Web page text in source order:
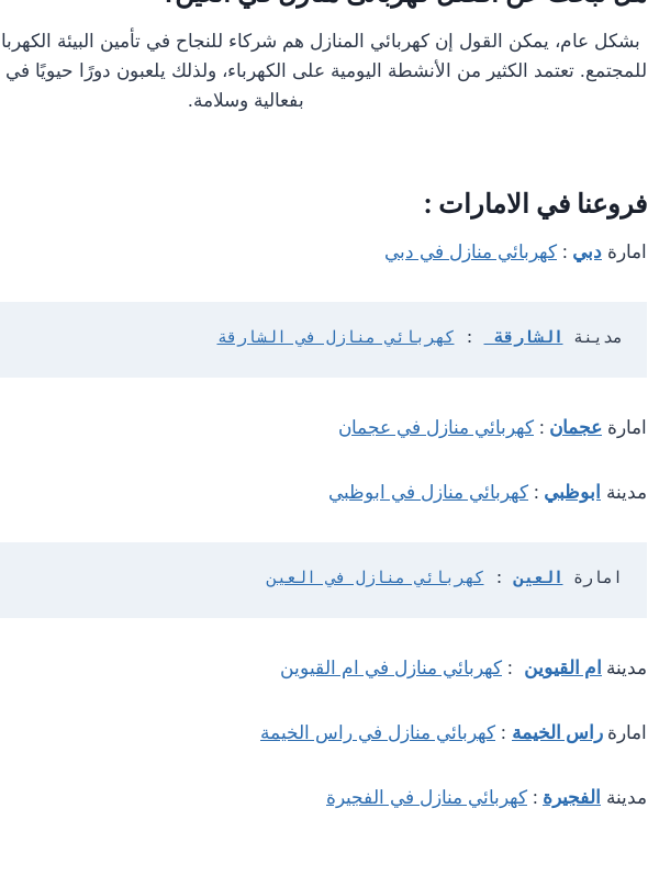
بشكل عام، يمكن القول إن كهربائي المنازل هم شركاء للنجاح في تأمين البيئة
للمجتمع. تعتمد الكثير من الأنشطة اليومية على الكهرباء، ولذلك يلعبون دورًا حيويًا في
بفعالية وسلامة.
فروعنا في الامارات :
امارة دبي : كهربائي منازل في دبي
مدينة الشارقة : كهربائي منازل في الشارقة
امارة عجمان : كهربائي منازل في عجمان
مدينة ابوظبي : كهربائي منازل في ابوظبي
امارة العين : كهربائي منازل في العين
مدينة ام القيوين : كهربائي منازل في ام القيوين
امارة راس الخيمة : كهربائي منازل في راس الخيمة
مدينة الفجيرة : كهربائي منازل في الفجيرة